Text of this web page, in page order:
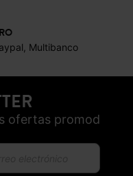
Multibanco
ofertas promod